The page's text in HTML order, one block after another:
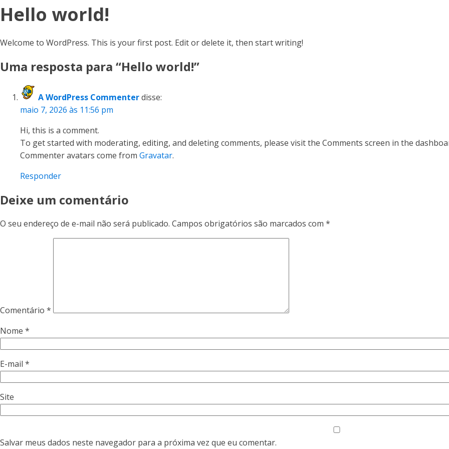
Hello world!
Welcome to WordPress. This is your first post. Edit or delete it, then start writing!
Uma resposta para “Hello world!”
A WordPress Commenterdisse:
maio 7, 2026 às 11:56 pm
Hi, this is a comment.
To get started with moderating, editing, and deleting comments, please visit the Comments screen in the
Commenter avatars come from Gravatar.
Responder
Deixe um comentário
O seu endereço de e-mail não será publicado. Campos obrigatórios são marcados com *
Comentário *
Nome *
E-mail *
Site
Salvar meus dados neste navegador para a próxima vez que eu comentar.